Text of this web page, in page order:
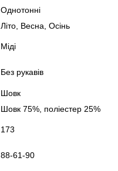
Однотонні
Літо, Весна, Осінь
Міді
Без рукавів
Шовк
Шовк 75%, поліестер 25%
173
88-61-90